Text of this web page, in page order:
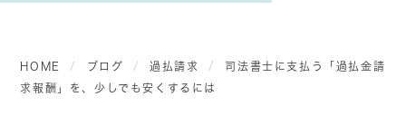
HOME ブログ 過払請求
司法書士に支払う「過払金請
求報酬」を、少しでも安くするには